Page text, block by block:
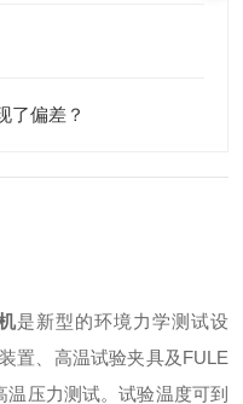
了偏差？
是新型的环境力学测试设
置、高温试验夹具及 FULE
温压力测试。试验温度可到